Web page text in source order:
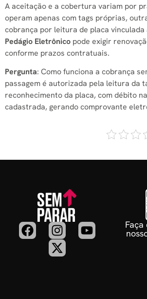
A aceitação e a cobertura variam por
operam apenas com tags próprias,
cobrança por leitura de placa vinculada
Pedágio Eletrônico pode exigir
conforme prazos contratuais.
Pergunta: Como funciona a cobrança
passagem é autorizada pela leitura da
reconhecimento da placa, com débito
cadastrada, gerando comprovante